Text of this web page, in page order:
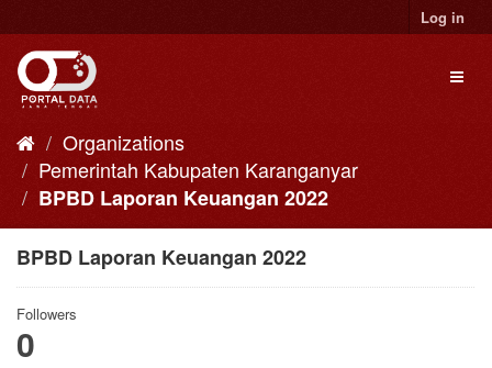
to
content
Log in
Organizations
Pemerintah Kabupaten Karanganyar
BPBD Laporan Keuangan 2022
BPBD Laporan Keuangan 2022
Followers
0